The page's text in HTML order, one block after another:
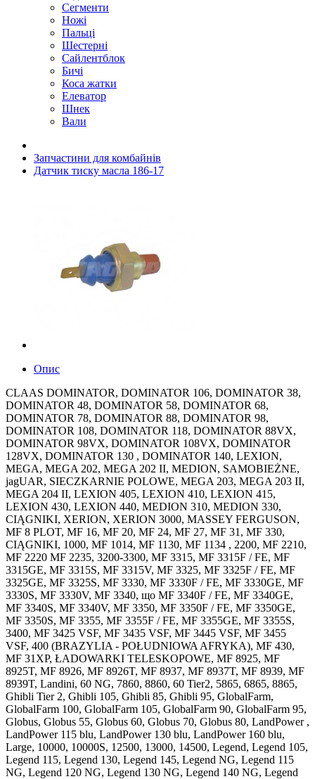
Сегменти
Ножі
Пальці
Шестерні
Сайлентблок
Бичі
Коса жатки
Елеватор
Шнек
Вали
Запчастини для комбайнів
Датчик тиску масла 186-17
Опис
CLAAS DOMINATOR, DOMINATOR 106, DOMINATOR 38,
DOMINATOR 48, DOMINATOR 58, DOMINATOR 68,
DOMINATOR 78, DOMINATOR 88, DOMINATOR 98,
DOMINATOR 108, DOMINATOR 118, DOMINATOR 88VX,
DOMINATOR 98VX, DOMINATOR 108VX, DOMINATOR
128VX, DOMINATOR 130 , DOMINATOR 140, LEXION,
MEGA, MEGA 202, MEGA 202 II, MEDION, SAMOBIEŻNE,
jagUAR, SIECZKARNIE POLOWE, MEGA 203, MEGA 203 II,
MEGA 204 II, LEXION 405, LEXION 410, LEXION 415,
LEXION 430, LEXION 440, MEDION 310, MEDION 330,
CIĄGNIKI, XERION, XERION 3000, MASSEY FERGUSON,
MF 8 PLOT, MF 16, MF 20, MF 24, MF 27, MF 31, MF 330,
CIĄGNIKI, 1000, MF 1014, MF 1130, MF 1134 , 2200, MF 2210,
MF 2220 MF 2235, 3200-3300, MF 3315, MF 3315F / FE, MF
3315GE, MF 3315S, MF 3315V, MF 3325, MF 3325F / FE, MF
3325GE, MF 3325S, MF 3330, MF 3330F / FE, MF 3330GE, MF
3330S, MF 3330V, MF 3340, що MF 3340F / FE, MF 3340GE,
MF 3340S, MF 3340V, MF 3350, MF 3350F / FE, MF 3350GE,
MF 3350S, MF 3355, MF 3355F / FE, MF 3355GE, MF 3355S,
3400, MF 3425 VSF, MF 3435 VSF, MF 3445 VSF, MF 3455
VSF, 400 (BRAZYLIA - POŁUDNIOWA AFRYKA), MF 430,
MF 31XP, ŁADOWARKI TELESKOPOWE, MF 8925, MF
8925T, MF 8926, MF 8926T, MF 8937, MF 8937T, MF 8939, MF
8939T, Landini, 60 NG, 7860, 8860, 60 Tier2, 5865, 6865, 8865,
Ghibli Tier 2, Ghibli 105, Ghibli 85, Ghibli 95, GlobalFarm,
GlobalFarm 100, GlobalFarm 105, GlobalFarm 90, GlobalFarm 95,
Globus, Globus 55, Globus 60, Globus 70, Globus 80, LandPower ,
LandPower 115 blu, LandPower 130 blu, LandPower 160 blu,
Large, 10000, 10000S, 12500, 13000, 14500, Legend, Legend 105,
Legend 115, Legend 130, Legend 145, Legend NG, Legend 115
NG, Legend 120 NG, Legend 130 NG, Legend 140 NG, Legend